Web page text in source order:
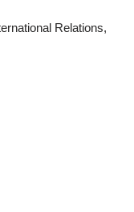
Relations,